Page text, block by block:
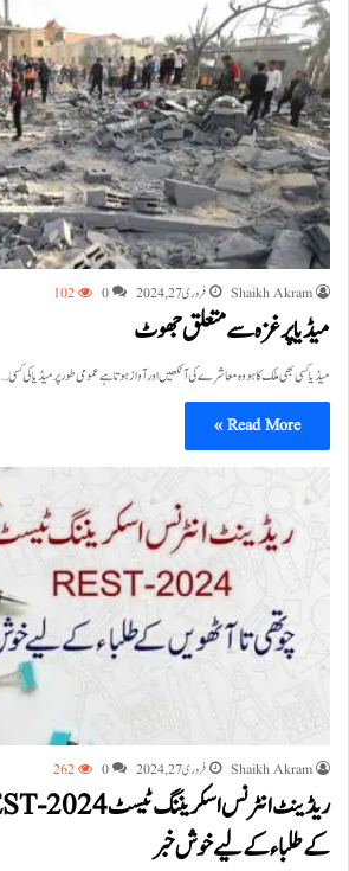
Shaikh Akram فروری 27, 2024 0
102
میڈیا پر غزہ سے متعلق جھوٹ
میڈیا کسی بھی ملک کا ہو وہ معاشرے کی آنکھیں اور آواز ہوتا ہے عمومی طور پر میڈیا کی کسی…
Read More »
Shaikh Akram فروری 27, 2024 0
262
کے طلباء کے لیے خوش خبر